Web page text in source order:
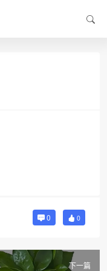
0 0
下一篇